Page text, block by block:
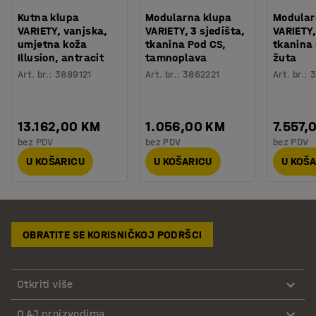
Kutna klupa
VARIETY, vanjska,
umjetna koža
Illusion, antracit
Art. br.:3889121
13.162,00 KM
bez PDV
U KOŠARICU
Modularna klupa
VARIETY, 3 sjedišta,
tkanina Pod CS,
tamnoplava
Art. br.: 3862221
1.056,00 KM
bez PDV
U KOŠARICU
tkanina
žuta
Art. br.:
bez PDV
U
OBRATITE SE KORISNIČKOJ PODRŠCI
Otkriti više